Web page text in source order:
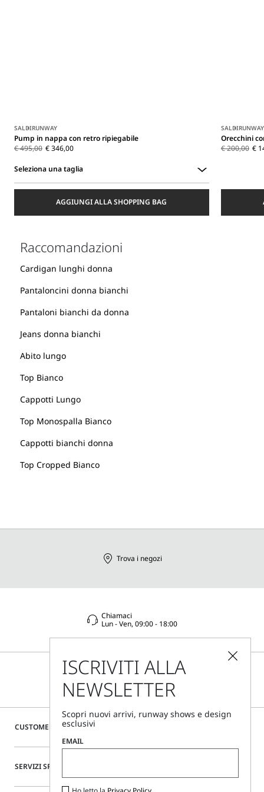
SALDIRUNWAY
Pump in nappa con retro ripiegabile
€ 495,00 € 346,00
Seleziona una taglia
AGGIUNGI ALLA SHOPPING BAG
SALDIRUNWAY
Orecchini
€ 200,00 €
Raccomandazioni
Cardigan lunghi donna
Pantaloncini donna bianchi
Pantaloni bianchi da donna
Jeans donna bianchi
Abito lungo
Top Bianco
Cappotti Lungo
Top Monospalla Bianco
Cappotti bianchi donna
Top Cropped Bianco
CUSTOMER CARE
SERVIZI SPECIALI
Trova i negozi
Chiamaci
Lun - Ven, 09:00 - 18:00
ISCRIVITI ALLA
NEWSLETTER
Scopri nuovi arrivi, runway shows e design
esclusivi
EMAIL